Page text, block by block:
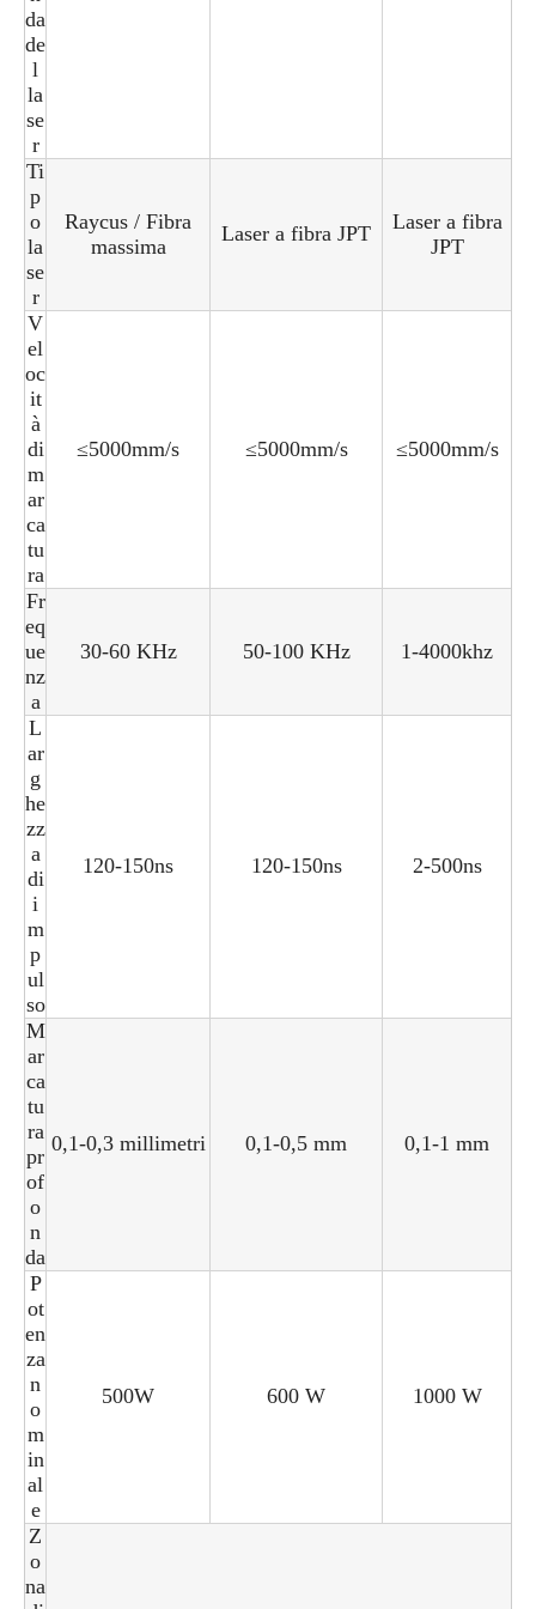
da
de
l
la
se
r
Ti
p
o
la
se
r
Raycus / Fibra
massima
Laser a fibra JPT
Laser a fibra
JPT
V
el
oc
it
à
di
m
ar
ca
tu
ra
≤5000mm/s ≤5000mm/s ≤5000mm/s
Fr
eq
ue
nz
a
30-60 KHz 50-100 KHz 1-4000khz
L
ar
g
he
zz
a
di
i
m
p
ul
so
120-150ns 120-150ns 2-500ns
M
ar
ca
tu
ra
pr
of
o
n
da
0,1-0,3 millimetri 0,1-0,5 mm 0,1-1 mm
P
ot
en
za
n
o
m
in
al
e
500W 600 W 1000 W
Z
o
na